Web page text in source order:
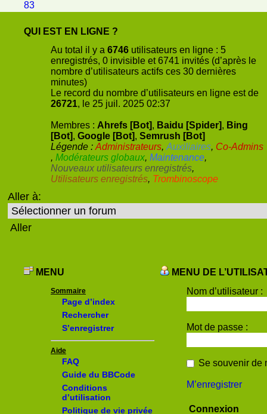
83
QUI EST EN LIGNE ?
Au total il y a 6746 utilisateurs en ligne : 5
enregistrés, 0 invisible et 6741 invités (d’après le
nombre d’utilisateurs actifs ces 30 dernières
minutes)
Le record du nombre d’utilisateurs en ligne est de
26721, le 25 juil. 2025 02:37
Membres : Ahrefs [Bot], Baidu [Spider], Bing
[Bot], Google [Bot], Semrush [Bot]
Légende : Administrateurs, Auxiliaires, Co-Admins
, Modérateurs globaux, Maintenance,
Nouveaux utilisateurs enregistrés,
Utilisateurs enregistrés, Trombinoscope
Aller à:
MENU
Sommaire
Page d’index
Rechercher
S’enregistrer
Aide
FAQ
Guide du BBCode
Conditions
d’utilisation
Politique de vie privée
MENU DE
Nom d’utilisateur :
Mot de passe :
Se souvenir de
M’enregistrer